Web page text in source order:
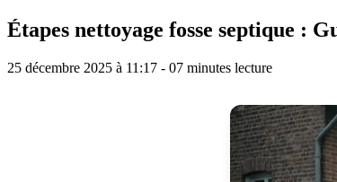
Étapes nettoyage fosse septique :
25 décembre 2025 à 11:17 - 07 minutes lecture